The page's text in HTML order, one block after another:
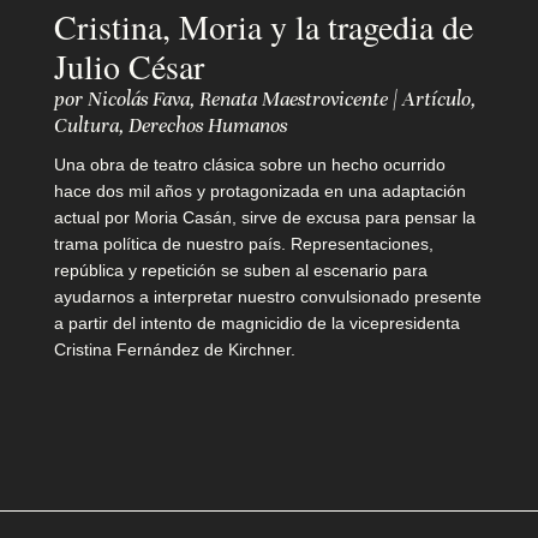
o
Q
u
i
é
n
o
Cristina, Moria y la tragedia de
Julio César
porNicolás Fava, Renata Maestrovicente|Artículo,
Cultura, Derechos Humanos
Una obra de teatro clásica sobre un hecho ocurrido
hace dos mil años y protagonizada en una adaptación
actual por Moria Casán, sirve de excusa para pensar la
trama política de nuestro país. Representaciones,
república y repetición se suben al escenario para
ayudarnos a interpretar nuestro convulsionado presente
a partir del intento de magnicidio de la vicepresidenta
Cristina Fernández de Kirchner.